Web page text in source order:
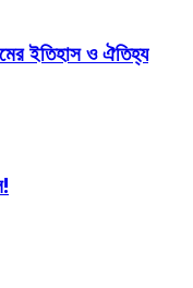
ইতিহাস ও ঐতিহ্য